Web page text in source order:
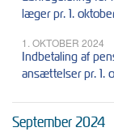
læger pr. 1.
1. OKTOBER 2024
Indbetaling af
ansættelser pr. 1.
September 2024